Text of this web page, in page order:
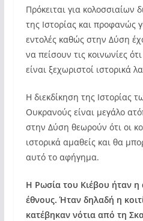
Πρόκειται για
της Ιστορίας και προφανώς
εντολές καθώς στην Δύση
να πείσουν τις κοινωνίες
είναι ξεχωριστοί ιστορικά
Η διεκδίκηση της Ιστορίας
Ουκρανούς είναι μεγάλο
στην Δύση θεωρούν ότι οι
ιστορικά αμαθείς και θα
αυτό το αφήγημα.
Η Ρωσία του Κιέβου ήταν
έθνους. Ήταν δηλαδή η
κατέβηκαν νότια από τη